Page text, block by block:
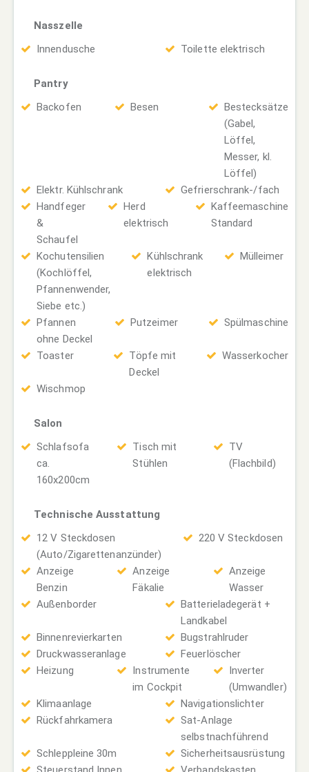
Nasszelle
Innendusche
Toilette elektrisch
Pantry
Backofen
Besen
Bestecksätze
(Gabel,
Löffel,
Messer, kl.
Löffel)
Elektr. Kühlschrank
Gefrierschrank-/fach
Handfeger
&
Schaufel
Herd
elektrisch
Kaffeemaschine
Standard
Kochutensilien
(Kochlöffel,
Pfannenwender,
Siebe etc.)
Kühlschrank
elektrisch
Mülleimer
Pfannen
ohne Deckel
Putzeimer Spülmaschine
Toaster
Töpfe mit
Deckel
Wasserkocher
Wischmop
Salon
Schlafsofa
ca.
160x200cm
Tisch mit
Stühlen
TV
(Flachbild)
Technische Ausstattung
12 V Steckdosen
(Auto/Zigarettenanzünder)
220 V Steckdosen
Anzeige
Benzin
Anzeige
Fäkalie
Anzeige
Wasser
Außenborder
Batterieladegerät +
Landkabel
Binnenrevierkarten
Bugstrahlruder
Druckwasseranlage
Feuerlöscher
Heizung
Instrumente
im Cockpit
Inverter
(Umwandler)
Klimaanlage
Navigationslichter
Rückfahrkamera
Sat-Anlage
selbstnachführend
Schleppleine 30m
Sicherheitsausrüstung